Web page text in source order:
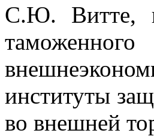
С.Ю. Витте,
институты
во внешней